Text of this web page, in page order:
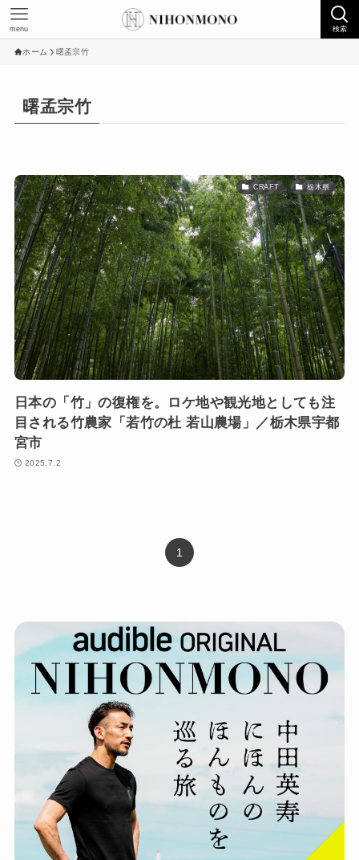
検索
menu
ホーム 曙孟宗竹
曙孟宗竹
CRAFT 栃木県
日本の「竹」の復権を。ロケ地や観光地としても注
目される竹農家「若竹の杜 若山農場」／栃木県宇都
宮市
2025.7.2
1